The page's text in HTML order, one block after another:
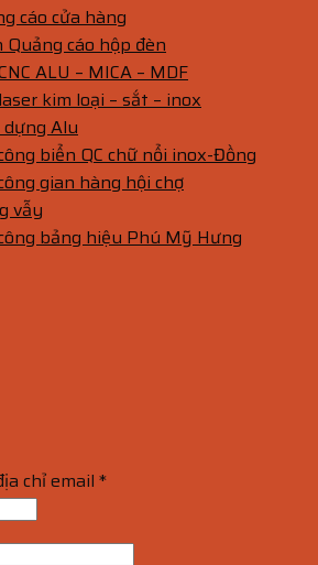
cáo cửa hàng
Quảng cáo hộp đèn
ALU – MICA – MDF
kim loại – sắt – inox
Alu
biển QC chữ nổi inox-Đồng
gian hàng hội chợ
vẫy
bảng hiệu Phú Mỹ Hưng
chỉ email*